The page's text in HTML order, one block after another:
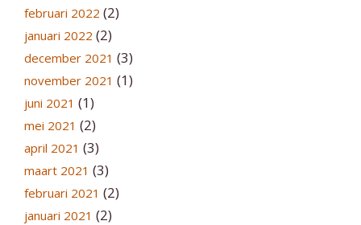
februari 2022 (2)
januari 2022 (2)
december 2021 (3)
november 2021 (1)
juni 2021 (1)
mei 2021 (2)
april 2021 (3)
maart 2021 (3)
februari 2021 (2)
januari 2021 (2)